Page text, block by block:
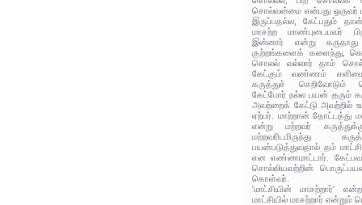
சொல்வன்மை என்பது
இருப்பதல்ல, கேட்பதும்
மாசற்ற மாண்புடையவர்
இன்னார் என்று கருதாது
குற்றங்களைக் களைந்து,
சொலல் வல்லார் தாம்
கேட்கும் வண்ணம்
கருத்துச் செறிவோடும்
கேட்போர் நல்ல பயன் தரும்
அவற்றைக் கேட்டு அவற்றில்
ஏற்பர். மாற்றான் தோட்டத்து
என்று மற்றவர்
மற்றவரிடமிருந்து
பயன்படுத்துவதால் தம்
என எண்ணமாட்டார்.
சொல்லியவற்றின்
கொள்வர்.
'மாட்சியின் மாசற்றார்'
மாட்சியில் மாசற்றார் என்றும்